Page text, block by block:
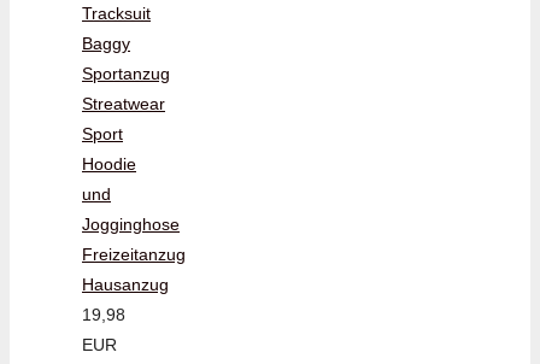
Tracksuit
Baggy
Sportanzug
Streatwear
Sport
Hoodie
und
Jogginghose
Freizeitanzug
Hausanzug
19,98
EUR